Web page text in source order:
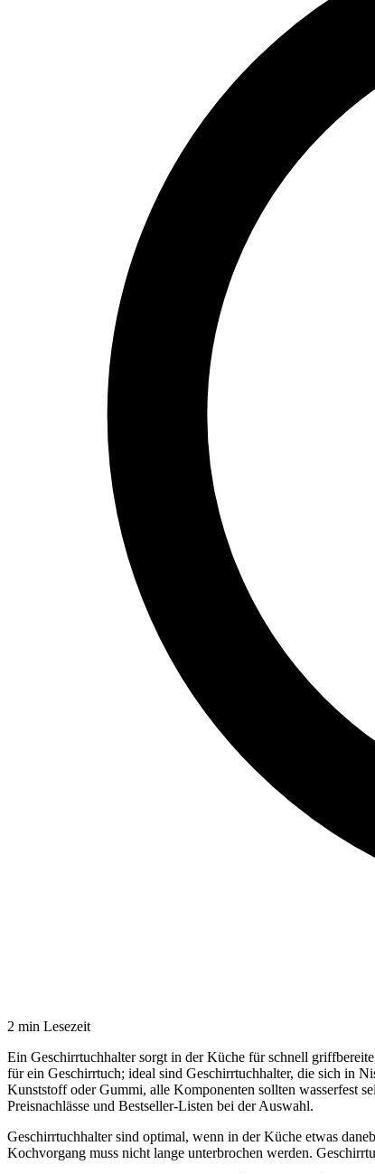
2 min Lesezeit
Ein Geschirrtuchhalter sorgt in der Küche für schnell
für ein Geschirrtuch; ideal sind Geschirrtuchhalter, die sich in
Kunststoff oder Gummi, alle Komponenten sollten wasserfest
Preisnachlässe und Bestseller-Listen bei der Auswahl.
Geschirrtuchhalter sind optimal, wenn in der Küche etwas
Kochvorgang muss nicht lange unterbrochen werden.